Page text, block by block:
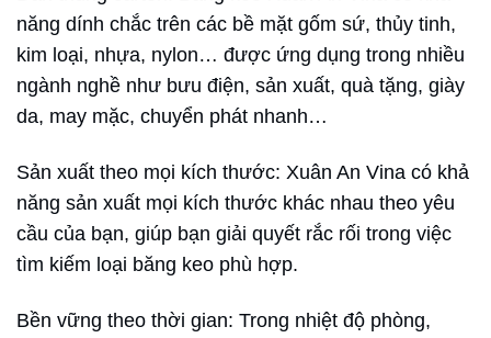
năng dính chắc trên các bề mặt gốm sứ, thủy tinh,
kim loại, nhựa, nylon… được ứng dụng trong nhiều
ngành nghề như bưu điện, sản xuất, quà tặng, giày
da, may mặc, chuyển phát nhanh…
Sản xuất theo mọi kích thước: Xuân An Vina có khả
năng sản xuất mọi kích thước khác nhau theo yêu
cầu của bạn, giúp bạn giải quyết rắc rối trong việc
tìm kiếm loại băng keo phù hợp.
Bền vững theo thời gian: Trong nhiệt độ phòng,